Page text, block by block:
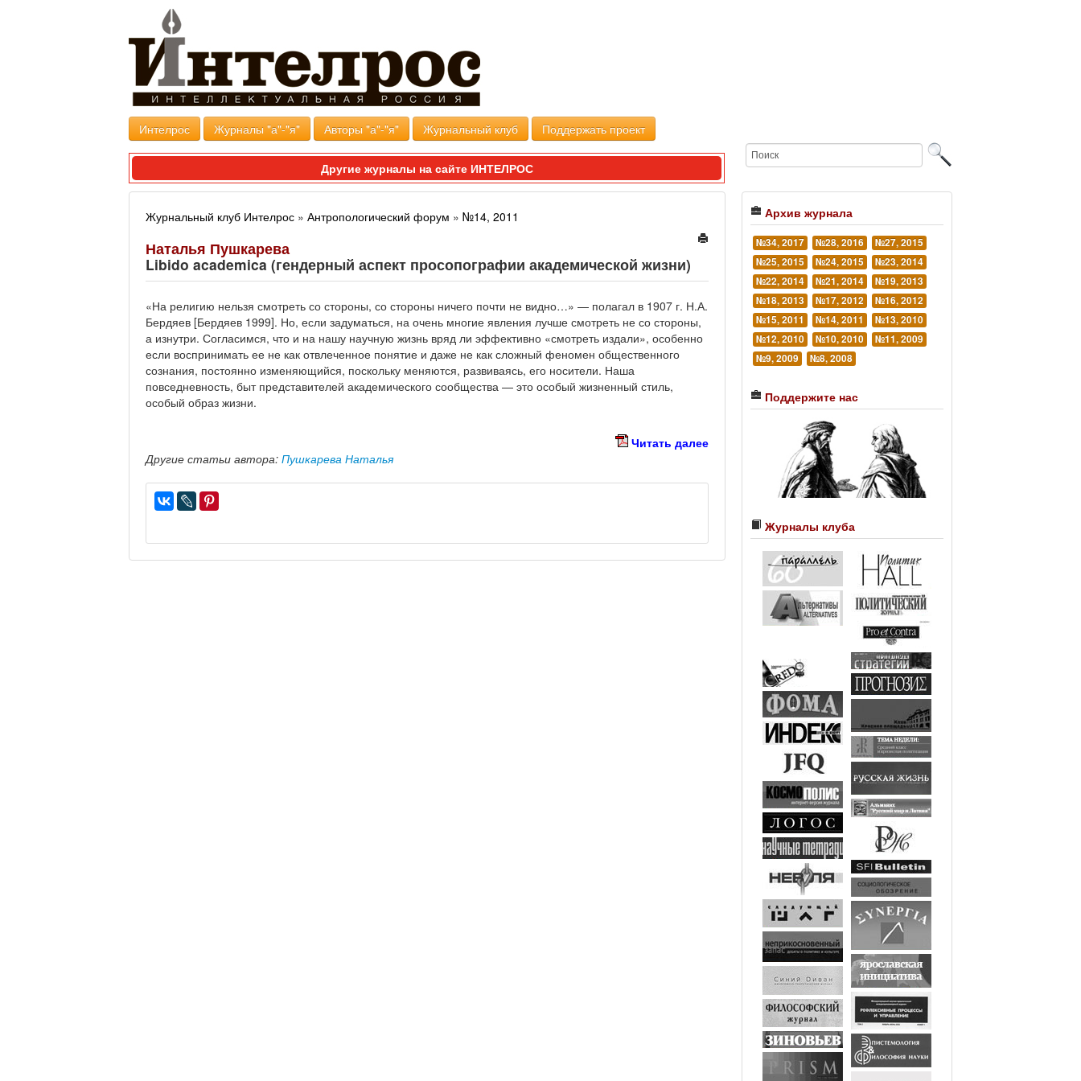
Интелрос Журналы "а"-"я" Авторы "а"-"я" Журнальный клуб Поддержать проект
Другие журналы на сайте ИНТЕЛРОС
Журнальный клуб Интелрос » Антропологический форум » №14, 2011
Наталья Пушкарева
Libido academica (гендерный аспект просопографии академической жизни)
«На религию нельзя смотреть со стороны, со стороны ничего почти не видно…» — полагал в 1907 г. Н.А.
Бердяев [Бердяев 1999]. Но, если задуматься, на очень многие явления лучше смотреть не со стороны,
а изнутри. Согласимся, что и на нашу научную жизнь вряд ли эффективно «смотреть издали», особенно
если воспринимать ее не как отвлеченное понятие и даже не как сложный феномен общественного
сознания, постоянно изменяющийся, поскольку меняются, развиваясь, его носители. Наша
повседневность, быт представителей академического сообщества — это особый жизненный стиль,
особый образ жизни.
Читать далее
Другие статьи автора: Пушкарева Наталья
Архив журнала
№34, 2017 №28, 2016
№27, 2015
№25, 2015
№24, 2015
№23, 2014
№22, 2014
№21, 2014
№19, 2013
№18, 2013
№17, 2012
№16, 2012
№15, 2011
№14, 2011
№13, 2010
№12, 2010
№10, 2010
№11, 2009
№9, 2009
№8, 2008
Поддержите нас
Журналы клуба